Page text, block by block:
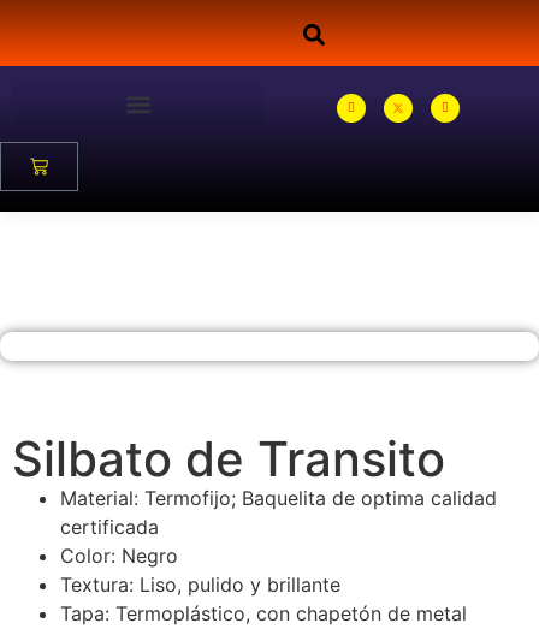
Silbato de Transito
Material: Termofijo; Baquelita de optima calidad
certificada
Color: Negro
Textura: Liso, pulido y brillante
Tapa: Termoplástico, con chapetón de metal